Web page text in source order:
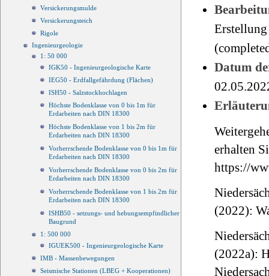
Versickerungsmulde
Versickerungsteich
Rigole
Ingenieurgeologie
1: 50 000
IGK50 - Ingenieurgeologische Karte
IEG50 - Erdfallgefährdung (Flächen)
ISH50 - Salzstockhochlagen
Höchste Bodenklasse von 0 bis 1m für
Erdarbeiten nach DIN 18300
Höchste Bodenklasse von 1 bis 2m für
Erdarbeiten nach DIN 18300
Vorherrschende Bodenklasse von 0 bis 1m für
Erdarbeiten nach DIN 18300
Vorherrschende Bodenklasse von 0 bis 2m für
Erdarbeiten nach DIN 18300
Vorherrschende Bodenklasse von 1 bis 2m für
Erdarbeiten nach DIN 18300
ISHB50 - setzungs- und hebungsempfindlicher
Baugrund
1: 500 000
IGUEK500 - Ingenieurgeologische Karte
IMB - Massenbewegungen
Seismische Stationen (LBEG + Kooperationen)
Erstellung
Datum
erhalten
https://
(2022):
(2022a):